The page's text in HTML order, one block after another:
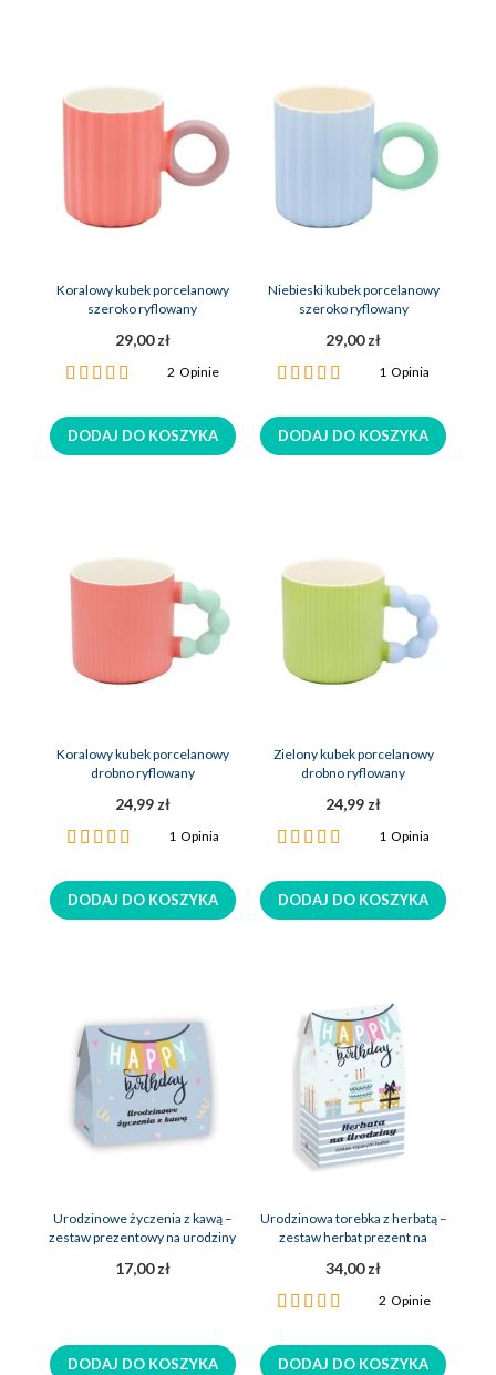
Koralowy kubek porcelanowy
szeroko ryflowany
29,00 zł
Ocena:
2Opinie
DODAJ DO KOSZYKA
Niebieski kubek porcelanowy
szeroko ryflowany
29,00 zł
Ocena:
1Opinia
DODAJ DO KOSZYKA
Koralowy kubek porcelanowy
drobno ryflowany
24,99 zł
Ocena:
1 Opinia
DODAJ DO KOSZYKA
Zielony kubek porcelanowy
drobno ryflowany
24,99 zł
Ocena:
1Opinia
DODAJ DO KOSZYKA
Urodzinowe życzenia z kawą –
zestaw prezentowy na urodziny
17,00 zł
DODAJ DO KOSZYKA
Urodzinowa torebka z herbatą –
zestaw herbat prezent na
34,00 zł
Ocena:
2 Opinie
DODAJ DO KOSZYKA